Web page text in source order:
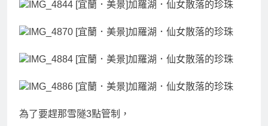
為了要趕那雪隧3點管制，